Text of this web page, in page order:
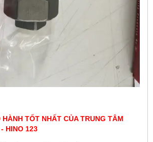
TỐT NHẤT CỦA TRUNG TÂM
HINO 123